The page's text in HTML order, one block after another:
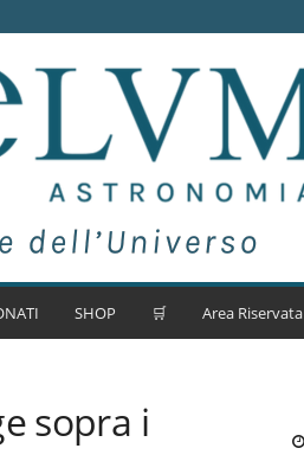
SHOP 🛒 Area Riservata
sopra i